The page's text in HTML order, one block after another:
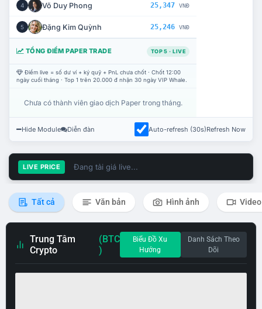
4 Võ Duy Phong 25,347 VNĐ
5 Đặng Kim Quỳnh 25,246 VNĐ
TỔNG ĐIỂM PAPER TRADE TOP 5 · LIVE
Điểm live = số dư ví + ký quỹ + PnL chưa chốt · Chốt 12:00
ngày cuối tháng · Top 1 trên 20.000 đ nhận 30 ngày VIP Whale.
Chưa có thành viên giao dịch Paper trong tháng.
Hide Module Diễn đàn Auto-refresh (30s)Refresh Now
LIVE PRICE Đang tải giá live...
Tất cả Văn bản Hình ảnh Video
Trung Tâm
Crypto
(BTC
)
Biểu Đồ Xu
Hướng
Danh Sách Theo
Dõi